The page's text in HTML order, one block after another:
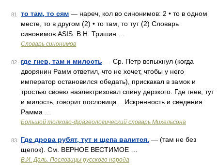
81 то там, то сям — нареч, кол во синонимов: 2 • то в одном
месте, то в другом (2) • то там, то тут (2) Словарь
синонимов ASIS. В.Н. Тришин …
Словарь синонимов
82 где гнев, там и милость — Ср. Петр вспыхнул (когда
дворянин Рамм ответил, что не хочет, чтобы у него
император остановился обедать), прискакал в замок и
тростью своею наэлектризовал спину дерзкого. Где гнев, тут
и милость, говорит пословица... Искренность и сведения
Рамма …
Большой толково-фразеологический словарь Михельсона
83 Где дрова рубят, тут и щепа валится. — (там не без
щепок). См. ВЕРНОЕ ВЕСТИМОЕ …
В.И. Даль. Пословицы русского народа